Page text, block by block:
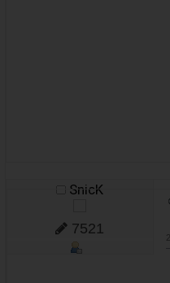
SnicK
7521